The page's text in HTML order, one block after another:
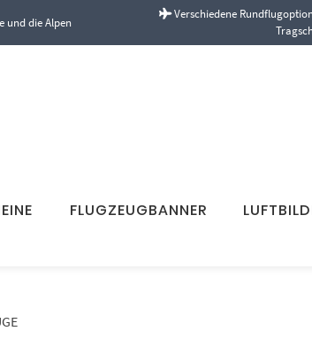
und die Alpen
Verschiedene
FLUGZEUGBANNER